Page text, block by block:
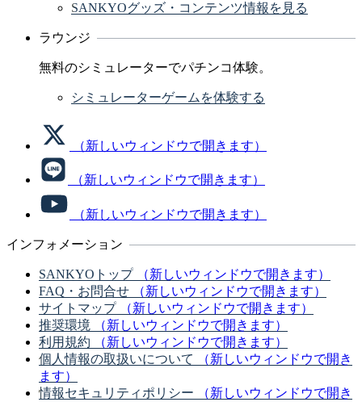
SANKYOグッズ・コンテンツ情報を見る
ラウンジ
無料のシミュレーターでパチンコ体験。
シミュレーターゲームを体験する
（新しいウィンドウで開きます）
（新しいウィンドウで開きます）
（新しいウィンドウで開きます）
インフォメーション
SANKYOトップ
（新しいウィンドウで開きます）
FAQ・お問合せ
（新しいウィンドウで開きます）
サイトマップ
（新しいウィンドウで開きます）
推奨環境
（新しいウィンドウで開きます）
利用規約
（新しいウィンドウで開きます）
個人情報の取扱いについて
（新しいウィンドウで開き
ます）
情報セキュリティポリシー
（新しいウィンドウで開き